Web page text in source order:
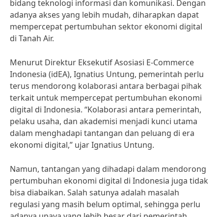
bidang teknologi informasi dan komunikasi. Dengan
adanya akses yang lebih mudah, diharapkan dapat
mempercepat pertumbuhan sektor ekonomi digital
di Tanah Air.
Menurut Direktur Eksekutif Asosiasi E-Commerce
Indonesia (idEA), Ignatius Untung, pemerintah perlu
terus mendorong kolaborasi antara berbagai pihak
terkait untuk mempercepat pertumbuhan ekonomi
digital di Indonesia. “Kolaborasi antara pemerintah,
pelaku usaha, dan akademisi menjadi kunci utama
dalam menghadapi tantangan dan peluang di era
ekonomi digital,” ujar Ignatius Untung.
Namun, tantangan yang dihadapi dalam mendorong
pertumbuhan ekonomi digital di Indonesia juga tidak
bisa diabaikan. Salah satunya adalah masalah
regulasi yang masih belum optimal, sehingga perlu